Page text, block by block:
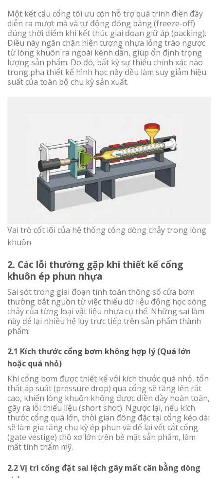
Một kết cấu cổng tối ưu còn hỗ trợ quá trình điền đầy
diễn ra mượt mà và tự động đóng băng (freeze-off)
đúng thời điểm khi kết thúc giai đoạn giữ áp (packing).
Điều này ngăn chặn hiện tượng nhựa lỏng trào ngược
từ lòng khuôn ra ngoài kênh dẫn, giúp ổn định trọng
lượng sản phẩm. Do đó, bất kỳ sự thiếu chính xác nào
trong pha thiết kế hình học này đều làm suy giảm hiệu
suất của toàn bộ chu kỳ sản xuất.
Vai trò cốt lõi của hệ thống cổng dòng chảy trong lòng
khuôn
2. Các lỗi thường gặp khi thiết kế cổng
khuôn ép phun nhựa
Sai sót trong giai đoạn tính toán thông số cửa bơm
thường bắt nguồn từ việc thiếu dữ liệu động học dòng
chảy của từng loại vật liệu nhựa cụ thể. Những sai lầm
này để lại nhiều hệ lụy trực tiếp trên sản phẩm thành
phẩm:
2.1 Kích thước cổng bơm không hợp lý (Quá lớn
hoặc quá nhỏ)
Khi cổng bơm được thiết kế với kích thước quá nhỏ, tổn
thất áp suất (pressure drop) qua cổng sẽ tăng lên rất
cao, khiến lòng khuôn không được điền đầy hoàn toàn,
gây ra lỗi thiếu liệu (short shot). Ngược lại, nếu kích
thước cổng quá lớn, thời gian đông đặc tại cổng kéo dài
sẽ làm gia tăng chu kỳ ép phun và để lại vết cắt cổng
(gate vestige) thô xơ lớn trên bề mặt sản phẩm, làm
mất tính thẩm mỹ.
2.2 Vị trí cổng đặt sai lệch gây mất cân bằng dòng